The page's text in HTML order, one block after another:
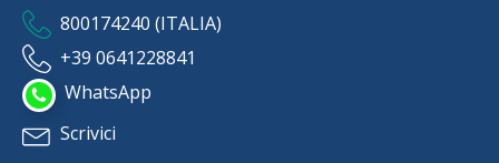
800174240 (ITALIA)
+39 0641228841
WhatsApp
Scrivici